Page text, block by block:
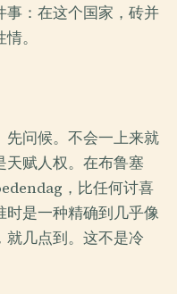
事：在这个国家，砖并
。
先问候。不会一上来就
赋人权。在布鲁塞
，比任何讨喜
是一种精确到几乎像
几点到。这不是冷